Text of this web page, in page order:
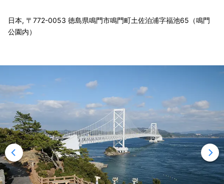
日本, 〒772-0053 徳島県鳴門市鳴門町土佐泊浦字福池65（鳴門
公園内）